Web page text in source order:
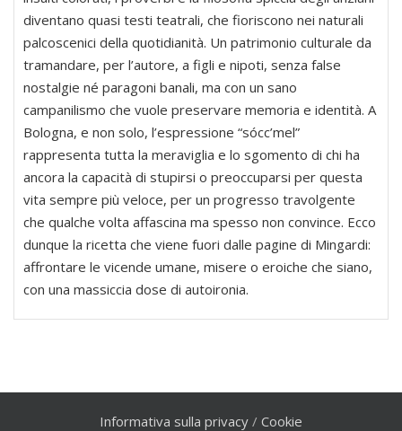
diventano quasi testi teatrali, che fioriscono nei naturali
palcoscenici della quotidianità. Un patrimonio culturale da
tramandare, per l’autore, a figli e nipoti, senza false
nostalgie né paragoni banali, ma con un sano
campanilismo che vuole preservare memoria e identità. A
Bologna, e non solo, l’espressione “sócc’mel”
rappresenta tutta la meraviglia e lo sgomento di chi ha
ancora la capacità di stupirsi o preoccuparsi per questa
vita sempre più veloce, per un progresso travolgente
che qualche volta affascina ma spesso non convince. Ecco
dunque la ricetta che viene fuori dalle pagine di Mingardi:
affrontare le vicende umane, misere o eroiche che siano,
con una massiccia dose di autoironia.
Informativa sulla privacy / Cookie